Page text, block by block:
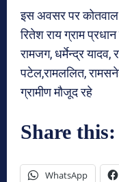
इस अवसर पर कोतवाल
रितेश राय ग्राम
रामजग, धर्मेन्द्र यादव,
पटेल,रामललित,
ग्रामीण मौजूद रहे
Share this:
WhatsApp